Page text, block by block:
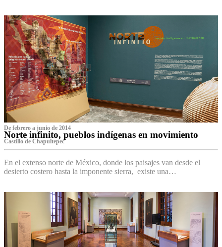
De febrero a junio de 2014
Norte infinito, pueblos indígenas en movimiento
Castillo de Chapultepec
En el extenso norte de México, donde los paisajes van desde el
desierto costero hasta la imponente sierra, existe una…